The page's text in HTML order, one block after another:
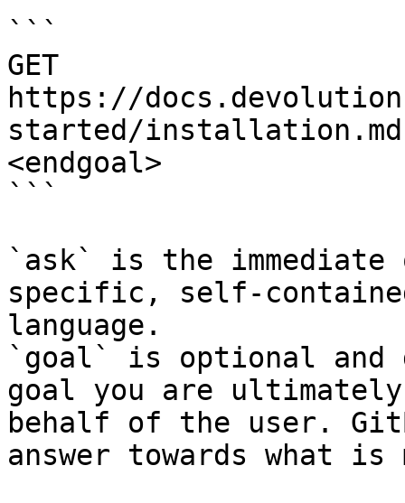
```
GET
https://
started/
<endgoal>
```
`ask` is the
specific, self-
language.
`goal` is optional and
goal you are
behalf of the user.
answer towards what